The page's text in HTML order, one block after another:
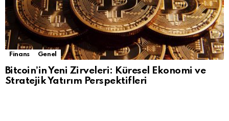
Finans Genel
Bitcoin’in Yeni Zirveleri: Küresel Ekonomi ve
Stratejik Yatırım Perspektifleri